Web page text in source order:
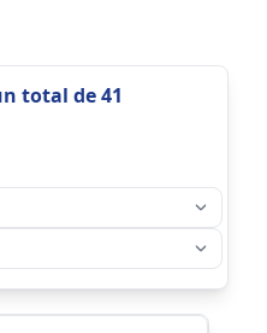
total de 41